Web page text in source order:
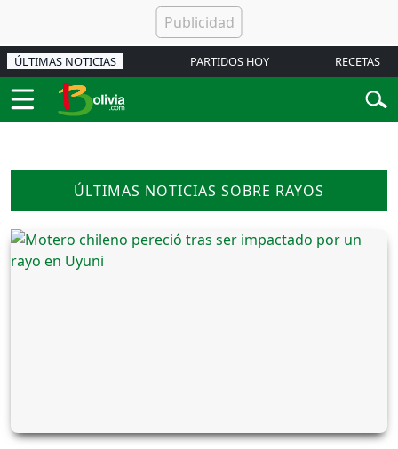
ÚLTIMAS NOTICIAS PARTIDOS HOY RECETAS
ÚLTIMAS NOTICIAS SOBRE RAYOS